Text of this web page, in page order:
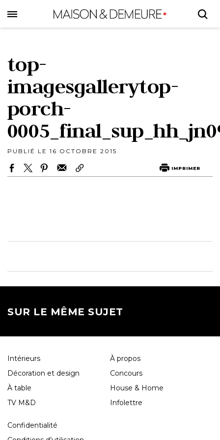
to
main
top-
imagesgallerytop-
porch-
PUBLIÉ LE 16 OCTOBRE 2015
IMPRIMER
SUR LE MÊME SUJET
Intérieurs
Décoration et design
À table
TV M&D
À propos
Concours
House & Home
Infolettre
Confidentialité